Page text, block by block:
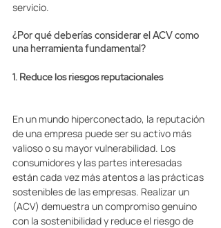
servicio.
¿Por qué deberías considerar el ACV como
una herramienta fundamental?
1. Reduce los riesgos reputacionales
En un mundo hiperconectado, la reputación
de una empresa puede ser su activo más
valioso o su mayor vulnerabilidad. Los
consumidores y las partes interesadas
están cada vez más atentos a las prácticas
sostenibles de las empresas. Realizar un
(ACV) demuestra un compromiso genuino
con la sostenibilidad y reduce el riesgo de